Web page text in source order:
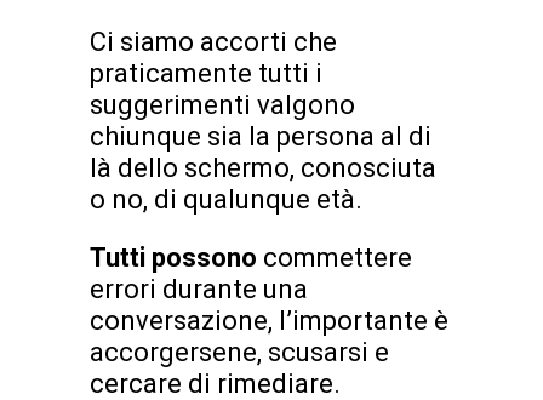
Ci siamo accorti che
praticamente tutti i
suggerimenti valgono
chiunque sia la persona al di
là dello schermo, conosciuta
o no, di qualunque età.
Tutti possono commettere
errori durante una
conversazione, l’importante è
accorgersene, scusarsi e
cercare di rimediare.